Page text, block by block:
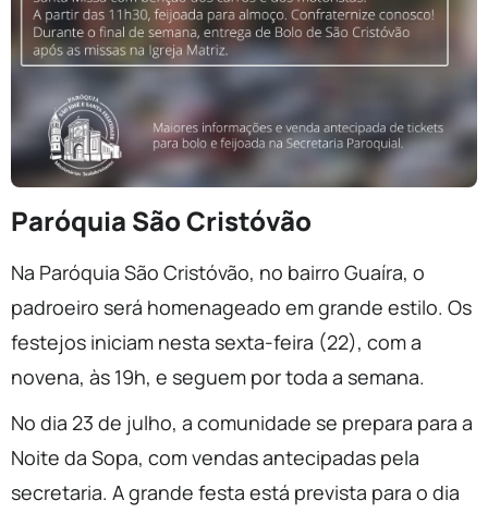
Paróquia São Cristóvão
Na Paróquia São Cristóvão, no bairro Guaíra, o
padroeiro será homenageado em grande estilo. Os
festejos iniciam nesta sexta-feira (22), com a
novena, às 19h, e seguem por toda a semana.
No dia 23 de julho, a comunidade se prepara para a
Noite da Sopa, com vendas antecipadas pela
secretaria. A grande festa está prevista para o dia